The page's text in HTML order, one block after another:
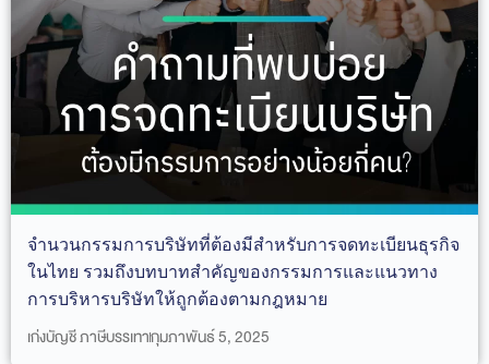
จำนวนกรรมการบริษัทที่ต้องมีสำหรับการจดทะเบียนธุรกิจ
ในไทย รวมถึงบทบาทสำคัญของกรรมการและแนวทาง
การบริหารบริษัทให้ถูกต้องตามกฎหมาย
เก่งบัญชี ภาษีบรรเทากุมภาพันธ์ 5, 2025